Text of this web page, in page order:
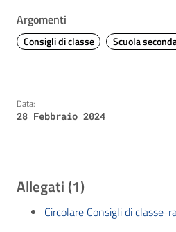
Argomenti
Consigli di classe Scuola
Data:
28 Febbraio 2024
Allegati (1)
Circolare Consigli di